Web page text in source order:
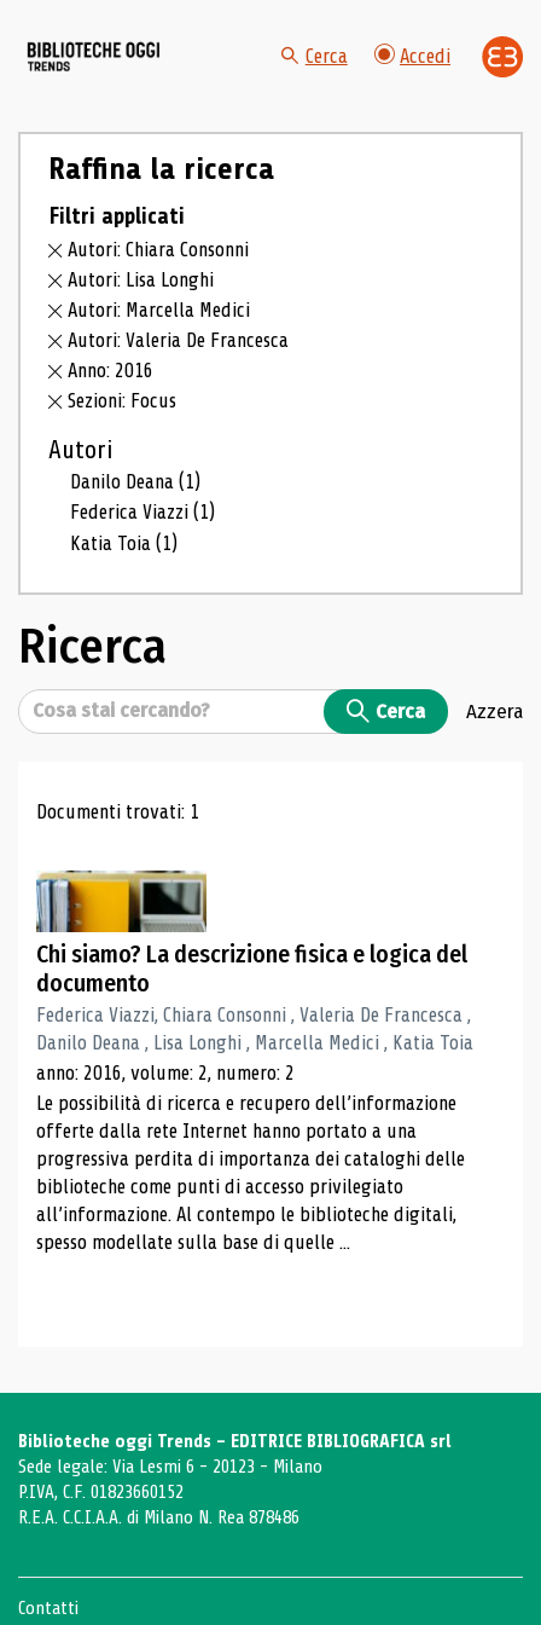
Cerca Accedi
Raffina la ricerca
Filtri applicati
Autori: Chiara Consonni
Autori: Lisa Longhi
Autori: Marcella Medici
Autori: Valeria De Francesca
Anno: 2016
Sezioni: Focus
Autori
Danilo Deana(1)
Federica Viazzi(1)
Katia Toia(1)
Ricerca
Cerca Cerca Azzera
Risultati di ricerca
Documenti trovati: 1
Chi siamo? La descrizione fisica e logica del
documento
Federica Viazzi, Chiara Consonni , Valeria De Francesca ,
Danilo Deana , Lisa Longhi , Marcella Medici , Katia Toia
anno: 2016, volume: 2, numero: 2
Le possibilità di ricerca e recupero dell’informazione
offerte dalla rete Internet hanno portato a una
progressiva perdita di importanza dei cataloghi delle
biblioteche come punti di accesso privilegiato
all’informazione. Al contempo le biblioteche digitali,
spesso modellate sulla base di quelle ...
Biblioteche oggi Trends - EDITRICE BIBLIOGRAFICA srl
Sede legale: Via Lesmi 6 - 20123 - Milano
P.IVA, C.F. 01823660152
R.E.A. C.C.I.A.A. di Milano N. Rea 878486
Contatti